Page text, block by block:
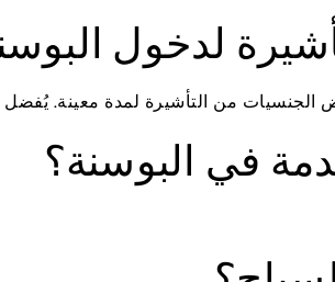
لدخول
من التأشيرة لمدة معينة.
في البوسنة؟